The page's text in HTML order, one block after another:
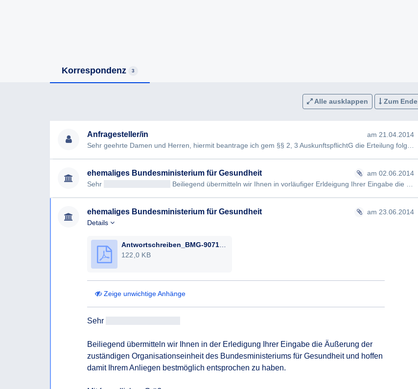
Korrespondenz 3
Alle ausklappen Zum Ende
Anfragesteller/in
am 21.04.2014
ehemaliges Bundesministerium für Gesundheit
am 02.06.2014
Sehr
Beiliegend übermitteln wir Ihnen in vorläufiger Erldeigung Ihrer Eingabe die Zwischen…
ehemaliges Bundesministerium für Gesundheit
am 23.06.2014
Details
122,0 KB
Zeige unwichtige Anhänge
Sehr
Beiliegend übermitteln wir Ihnen in der Erledigung Ihrer Eingabe die Äußerung der
zuständigen Organisationseinheit des Bundesministeriums für Gesundheit und hoffen
damit Ihrem Anliegen bestmöglich entsprochen zu haben.